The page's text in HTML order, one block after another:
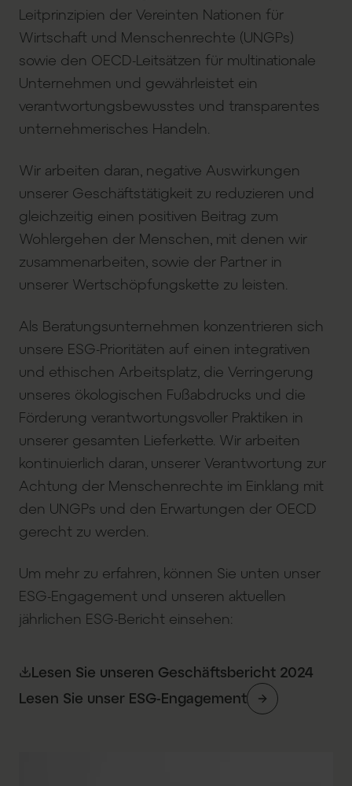
Leitprinzipien der Vereinten Nationen für
Wirtschaft und Menschenrechte (UNGPs)
sowie den OECD-Leitsätzen für multinationale
Unternehmen und gewährleistet ein
verantwortungsbewusstes und transparentes
unternehmerisches Handeln.
Wir arbeiten daran, negative Auswirkungen
unserer Geschäftstätigkeit zu reduzieren und
gleichzeitig einen positiven Beitrag zum
Wohlergehen der Menschen, mit denen wir
zusammenarbeiten, sowie der Partner in
unserer Wertschöpfungskette zu leisten.
Als Beratungsunternehmen konzentrieren sich
unsere ESG-Prioritäten auf einen integrativen
und ethischen Arbeitsplatz, die Verringerung
unseres ökologischen Fußabdrucks und die
Förderung verantwortungsvoller Praktiken in
unserer gesamten Lieferkette. Wir arbeiten
kontinuierlich daran, unserer Verantwortung zur
Achtung der Menschenrechte im Einklang mit
den UNGPs und den Erwartungen der OECD
gerecht zu werden.
Um mehr zu erfahren, können Sie unten unser
ESG-Engagement und unseren aktuellen
jährlichen ESG-Bericht einsehen:
Lesen Sie unseren Geschäftsbericht 2024
Lesen Sie unser ESG-Engagement